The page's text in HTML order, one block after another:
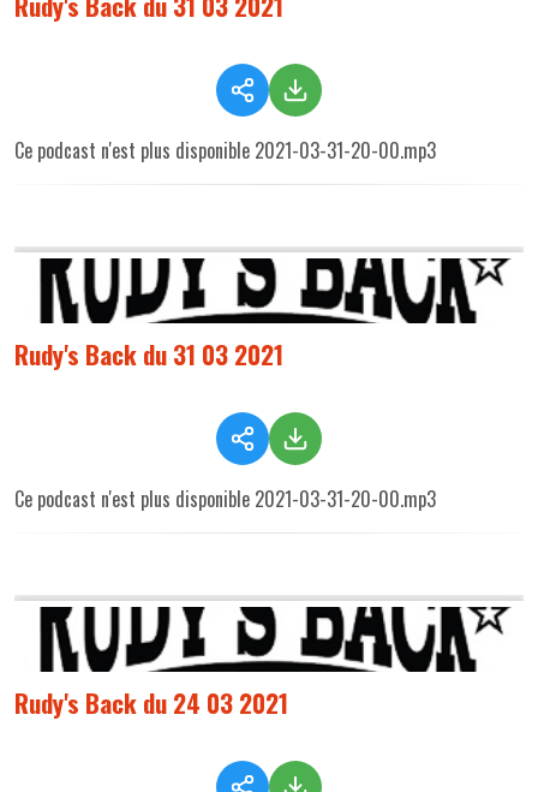
Ce podcast n'est plus disponible 2021-03-31-20-00.mp3
Rudy's Back du 31 03 2021
Ce podcast n'est plus disponible 2021-03-31-20-00.mp3
Rudy's Back du 24 03 2021